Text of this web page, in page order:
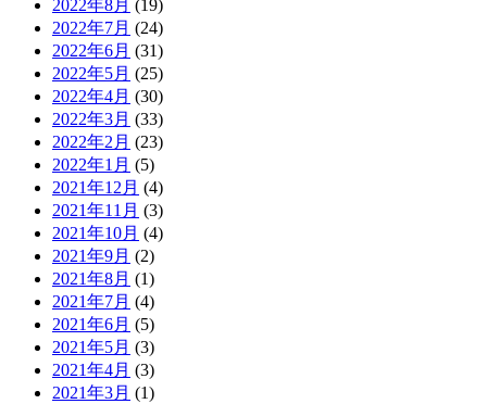
2022年8月 (19)
2022年7月 (24)
2022年6月 (31)
2022年5月 (25)
2022年4月 (30)
2022年3月 (33)
2022年2月 (23)
2022年1月 (5)
2021年12月 (4)
2021年11月 (3)
2021年10月 (4)
2021年9月 (2)
2021年8月 (1)
2021年7月 (4)
2021年6月 (5)
2021年5月 (3)
2021年4月 (3)
2021年3月 (1)